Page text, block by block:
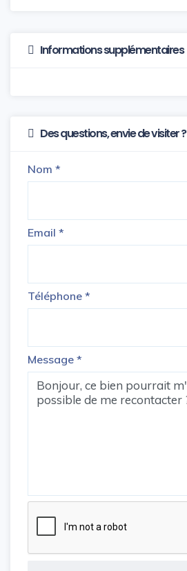
Informations supplémentaires
Des questions, envie de visiter ?
Nom *
Email *
Téléphone *
Message *